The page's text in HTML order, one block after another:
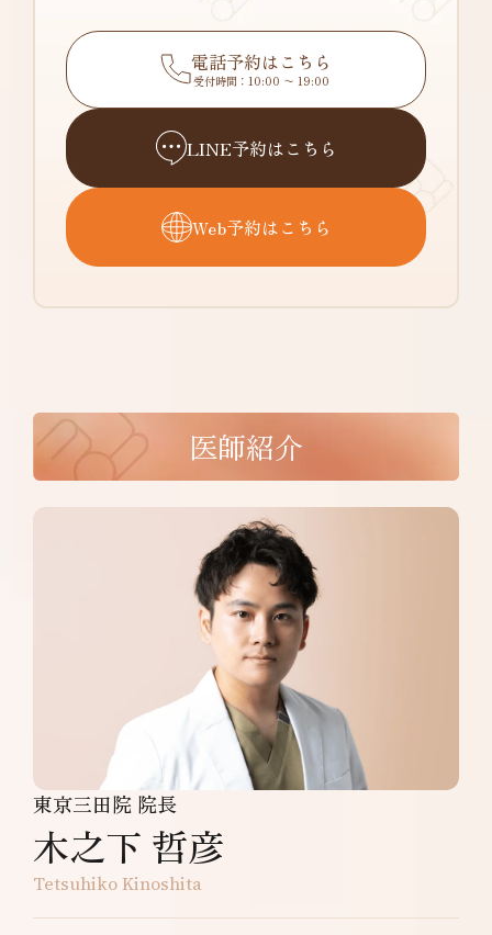
電話予約はこちら
受付時間：10:00 〜 19:00
LINE予約はこちら
Web予約はこちら
医師紹介
東京三田院 院長
木之下 哲彦
Tetsuhiko Kinoshita